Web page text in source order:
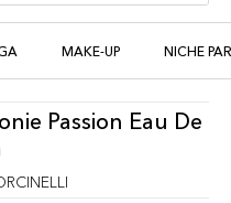
MAKE-UP NICHE
Passion Eau De